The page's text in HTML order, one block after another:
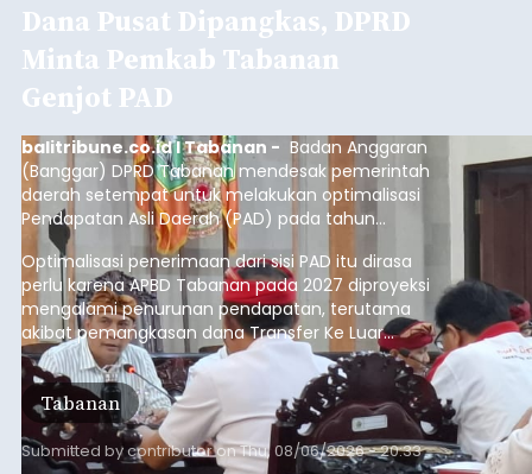
Dana Pusat Dipangkas, DPRD
Minta Pemkab Tabanan
Genjot PAD
balitribune.co.id I Tabanan - Badan Anggaran
(Banggar) DPRD Tabanan mendesak pemerintah
daerah setempat untuk melakukan optimalisasi
Pendapatan Asli Daerah (PAD) pada tahun
anggaran 2027.
Optimalisasi penerimaan dari sisi PAD itu dirasa
perlu karena APBD Tabanan pada 2027 diproyeksi
mengalami penurunan pendapatan, terutama
akibat pemangkasan dana Transfer Ke Luar
Daerah (TKD) dari pemerintah pusat.
Tabanan
Submitted bycontributoronThu, 08/06/2026 - 20:33